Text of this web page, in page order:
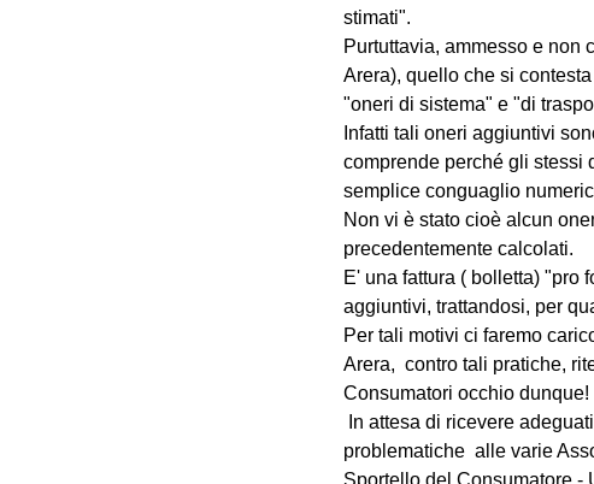
stimati".
Purtuttavia, ammesso e non
Arera), quello che si
"oneri di sistema" e "di
Infatti tali oneri aggiuntivi
comprende perché gli stessi
semplice conguaglio
Non vi è stato cioè alcun
precedentemente calcolati.
E' una fattura ( bolletta) "pro
aggiuntivi, trattandosi, per
Per tali motivi ci faremo
Arera,  contro tali pratiche,
Consumatori occhio dunque!
problematiche  alle varie
Sportello del Consumatore -